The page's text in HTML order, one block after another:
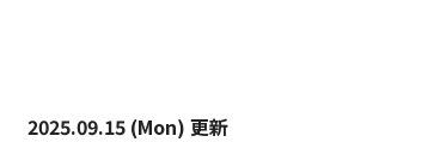
2025.09.15 (Mon) 更新